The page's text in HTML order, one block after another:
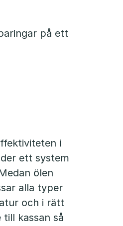
på ett
i
ett system
ölen
alla typer
och i rätt
kassan så